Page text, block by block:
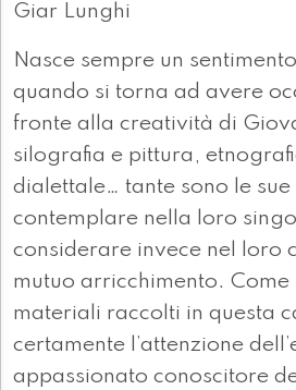
Giar Lunghi
Nasce sempre un
quando si torna ad avere
fronte alla creatività di
silografia e pittura,
dialettale… tante sono le
contemplare nella loro
considerare invece nel loro
mutuo arricchimento. Come
materiali raccolti in questa
certamente l’attenzione
appassionato conoscitore